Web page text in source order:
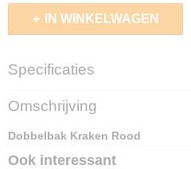
IN WINKELWAGEN
Specificaties
EAN code
8717072058649
Omschrijving
Dobbelbak Kraken Rood
Ook interessant